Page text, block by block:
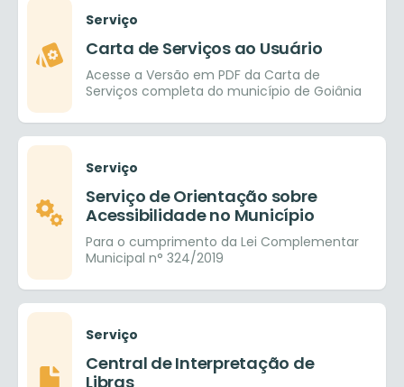
Serviço
Carta de Serviços ao Usuário
Acesse a Versão em PDF da Carta de
Serviços completa do município de Goiânia
Serviço
Serviço de Orientação sobre
Acessibilidade no Município
Para o cumprimento da Lei Complementar
Municipal n° 324/2019
Serviço
Central de Interpretação de
Libras